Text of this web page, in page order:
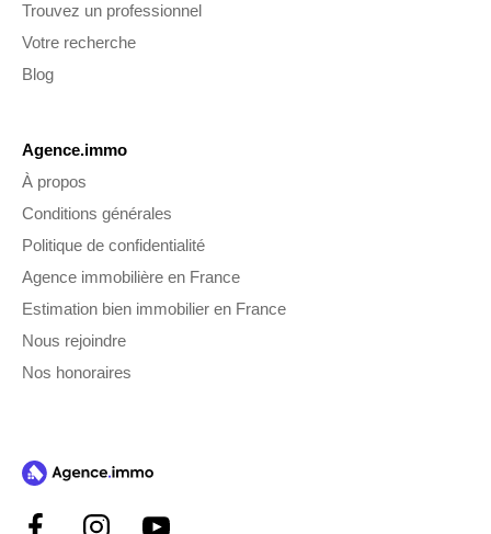
Trouvez un professionnel
Votre recherche
Blog
Agence.immo
À propos
Conditions générales
Politique de confidentialité
Agence immobilière en France
Estimation bien immobilier en France
Nous rejoindre
Nos honoraires